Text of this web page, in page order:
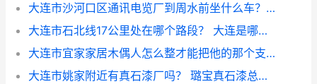
大连市沙河口区通讯电览厂到周水前坐什么车？ 大连沙河口区繁华吗
大连市石北线17公里处在哪个路段？ 大连是哪个省
大连市宜家家居木偶人怎么整才能把他的那个支撑整掉 大连是哪个省
大连市姚家附近有真石漆厂吗？ 璐宝真石漆总厂在哪里